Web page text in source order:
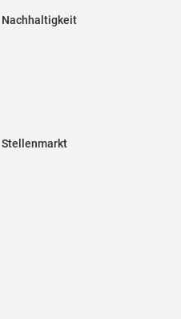
Nachhaltigkeit
Stellenmarkt